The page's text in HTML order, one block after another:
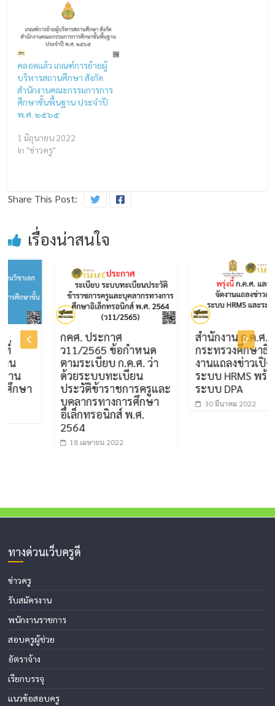
คลอดแล้ว เกณฑ์การย้ายผู้
บริหารสถานศึกษา สังกัด
สำนักงานคณะกรรมการการ
ศึกษาขั้นพื้นฐาน ประจำปี
พ.ศ. ๒๕๖๕
1 มิถุนายน 2022
In "ข่าวครู"
Share This Post:
เรื่องน่าสนใจ
า
กคศ. ประกาศ
ว11/2565 ข้อกำหนด
ตามระเบียบ ก.ค.ศ. ว่า
ด้วยระบบทะเบียน
ประวัติข้าราชการครูและ
บุคลากรทางการศึกษา
อิเล็กทรอนิกส์ พ.ศ.
2564
18 เมษายน 2022
สำนักงาน ก.ค.ศ. และ
กระทรวงศึกษาธิการ
งานแถลงข่าวเปิดตัว
ระบบ HRMS พร้อมด้
ระบบ DPA
30 มีนาคม 2022
ทางด่วนเว็บครูดี
ข่าวครู
รับสมัครงาน
พนักงานราชการ
สอบครูผู้ช่วย
อัตราจ้าง
เรียกบรรจุ
แนวข้อสอบครู